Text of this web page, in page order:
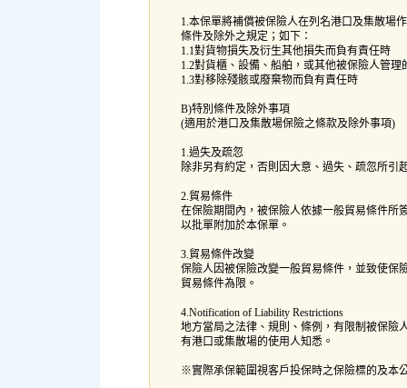
1.本保單將補償被保險人在列名港口及集散場
條件及除外之規定；如下：
1.1對貨物損失及衍生其他損失而負有責任時
1.2對貨櫃、設備、船舶，或其他被保險人管
1.3對移除殘骸或廢棄物而負有責任時
B)特別條件及除外事項
(適用於港口及集散場保險之條款及除外事項)
1.過失及疏忽
除非另有約定，否則因大意、過失、疏忽所引
2.貿易條件
在保險期間內，被保險人依據一般貿易條件所
以批單附加於本保單。
3.貿易條件改變
保險人因被保險改變一般貿易條件，並致使保
貿易條件為限。
4.Notification of Liability Restrictions
地方當局之法律、規則、條例，有限制被保險
有港口或集散場的使用人知悉。
※實際承保範圍視客戶投保時之保險標的及本